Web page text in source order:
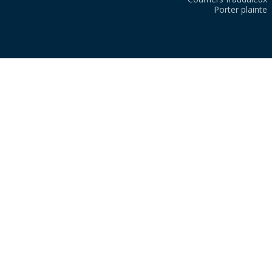
Porter plainte